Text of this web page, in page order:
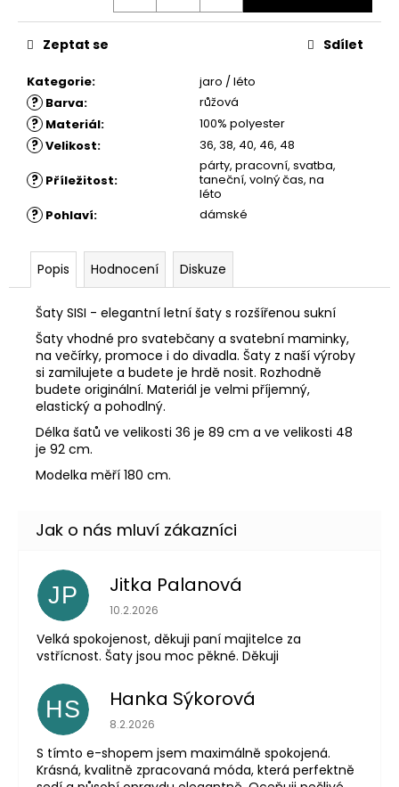
Kategorie: jaro / léto
? Barva: růžová
? Materiál: 100% polyester
? Velikost: 36, 38, 40, 46, 48
? Příležitost:
párty, pracovní, svatba,
taneční, volný čas, na
léto
? Pohlaví: dámské
Zeptat se Sdílet
Popis Hodnocení Diskuze
Šaty SISI - elegantní letní šaty s rozšířenou sukní
Šaty vhodné pro svatebčany a svatební maminky,
na večírky, promoce i do divadla. Šaty z naší výroby
si zamilujete a budete je hrdě nosit. Rozhodně
budete originální. Materiál je velmi příjemný,
elastický a pohodlný.
Délka šatů ve velikosti 36 je 89 cm a ve velikosti 48
je 92 cm.
Modelka měří 180 cm.
JP Jitka Palanová
Hodnocení obchodu je 5 z 5 hvězdiček.
10.2.2026
Velká spokojenost, děkuji paní majitelce za
vstřícnost. Šaty jsou moc pěkné. Děkuji
HS Hanka Sýkorová
Hodnocení obchodu je 5 z 5 hvězdiček.
8.2.2026
S tímto e-shopem jsem maximálně spokojená.
Krásná, kvalitně zpracovaná móda, která perfektně
ŠATY
ZLATKA
SPOLEČENSKÉ
750
Kč